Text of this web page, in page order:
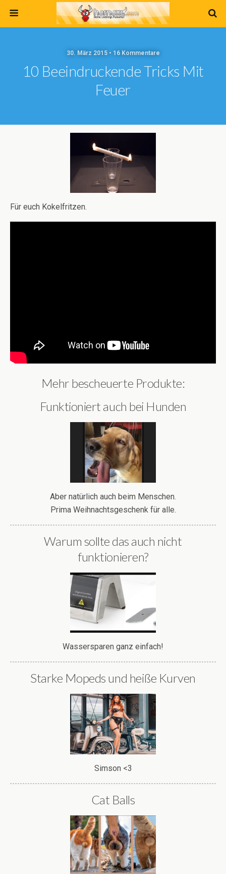
30. März 2015 • 16 Kommentare
10 Beeindruckende Tricks Mit
Feuer
Für euch Kokelfritzen.
Mehr bescheuerte Produkte:
Funktioniert auch bei Hunden
Aber natürlich auch beim Menschen.
Prima Weihnachtsgeschenk für alle.
Warum sollte das auch nicht
funktionieren?
Wassersparen ganz einfach!
Starke Mopeds und heiße Kurven
Simson <3
Cat Balls